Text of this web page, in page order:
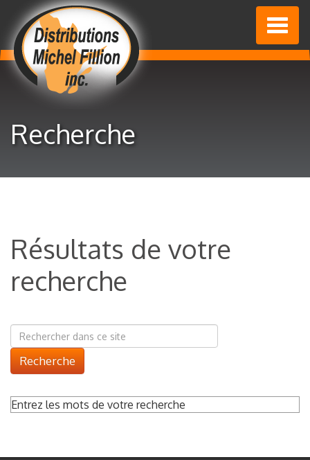
Recherche
Résultats de votre
recherche
Recherche
Entrez les mots de votre recherche